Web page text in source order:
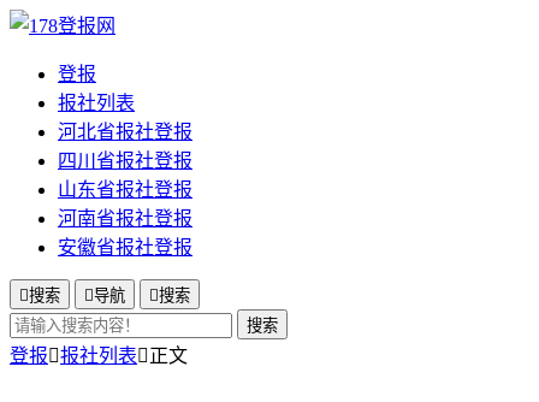
登报
报社列表
河北省报社登报
四川省报社登报
山东省报社登报
河南省报社登报
安徽省报社登报
搜索 导航 搜索
搜索
登报报社列表正文